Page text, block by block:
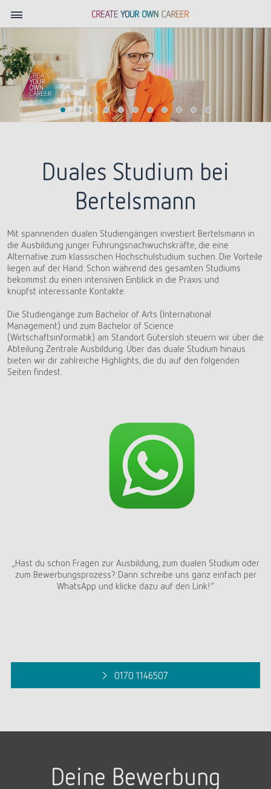
Duales Studium bei
Bertelsmann
Mit spannenden dualen Studiengängen investiert Bertelsmann in
die Ausbildung junger Führungsnachwuchskräfte, die eine
Alternative zum klassischen Hochschulstudium suchen. Die Vorteile
liegen auf der Hand: Schon während des gesamten Studiums
bekommst du einen intensiven Einblick in die Praxis und
knüpfst interessante Kontakte.
Die Studiengänge zum Bachelor of Arts (International
Management) und zum Bachelor of Science
(Wirtschaftsinformatik) am Standort Gütersloh steuern wir über die
Abteilung Zentrale Ausbildung. Über das duale Studium hinaus
bieten wir dir zahlreiche Highlights, die du auf den folgenden
Seiten findest.
„Hast du schon Fragen zur Ausbildung, zum dualen Studium oder
zum Bewerbungsprozess? Dann schreibe uns ganz einfach per
WhatsApp und klicke dazu auf den Link!“
0170 1146507
Deine Bewerbung